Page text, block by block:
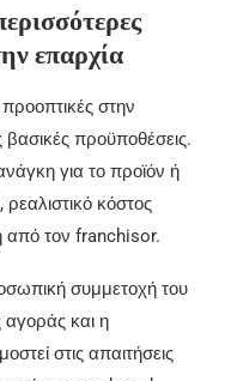
επαρχία
στην
προϋποθέσεις.
για το προϊόν ή
κόστος
από τον franchisor.
συμμετοχή του
αγοράς και η
στις απαιτήσεις